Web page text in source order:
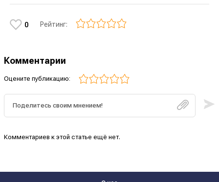
0 Рейтинг:
Комментарии
Оцените публикацию:
Комментариев к этой статье ещё нет.